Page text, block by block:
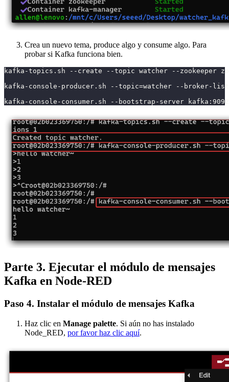
Crea un nuevo tema, produce algo y consume algo. Para
probar si Kafka funciona bien.
kafka-topics.sh --create --topic watcher --zookeeper
kafka-console-producer.sh --topic=watcher --broker-list
kafka-console-consumer.sh --bootstrap-server
Parte 3. Ejecutar el módulo de mensajes
Kafka en Node-RED
Paso 4. Instalar el módulo de mensajes Kafka
Haz clic en Manage palette. Si aún no has instalado
Node_RED, por favor haz clic aquí.